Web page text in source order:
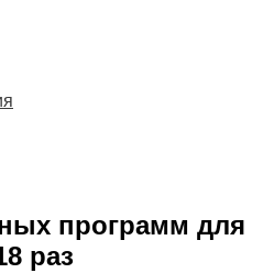
программ для
раз